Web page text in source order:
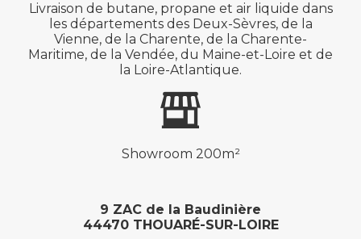
Livraison de butane, propane et air liquide dans
les départements des Deux-Sèvres, de la
Vienne, de la Charente, de la Charente-
Maritime, de la Vendée, du Maine-et-Loire et de
la Loire-Atlantique.
Showroom 200m²
9 ZAC de la Baudinière
44470 THOUARÉ-SUR-LOIRE